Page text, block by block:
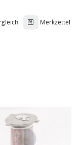
Merkzettel